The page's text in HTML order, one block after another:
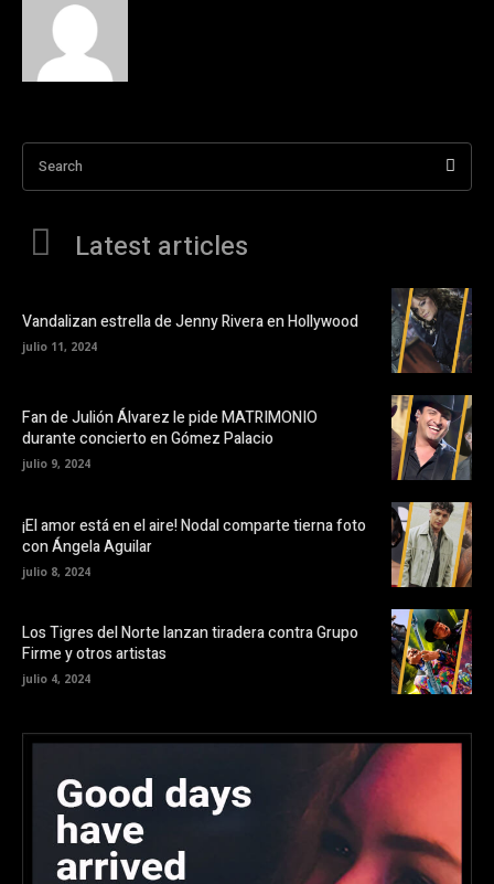
Search
Latest articles
Vandalizan estrella de Jenny Rivera en Hollywood
julio 11, 2024
Fan de Julión Álvarez le pide MATRIMONIO
durante concierto en Gómez Palacio
julio 9, 2024
¡El amor está en el aire! Nodal comparte tierna foto
con Ángela Aguilar
julio 8, 2024
Los Tigres del Norte lanzan tiradera contra Grupo
Firme y otros artistas
julio 4, 2024